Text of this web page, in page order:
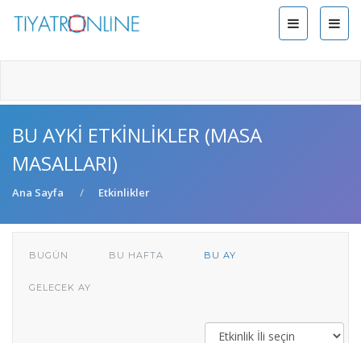
BU AYKI ETKINLIKLER (MASA
MASALLARI)
Ana Sayfa Etkinlikler
BUGÜN BU HAFTA BU AY
GELECEK AY